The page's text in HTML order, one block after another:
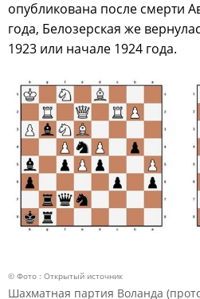
опубликована после смерти
года, Белозерская же
1923 или начале 1924 года.
© Фото : Открытый источник
Шахматная партия Воланда